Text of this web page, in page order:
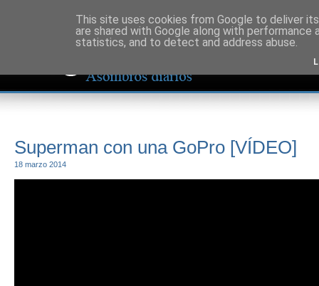
Superman con una GoPro [VÍDEO]
18 marzo 2014
This site uses cookies from Google to deliver
are shared with Google along with
statistics, and to detect and address abuse.